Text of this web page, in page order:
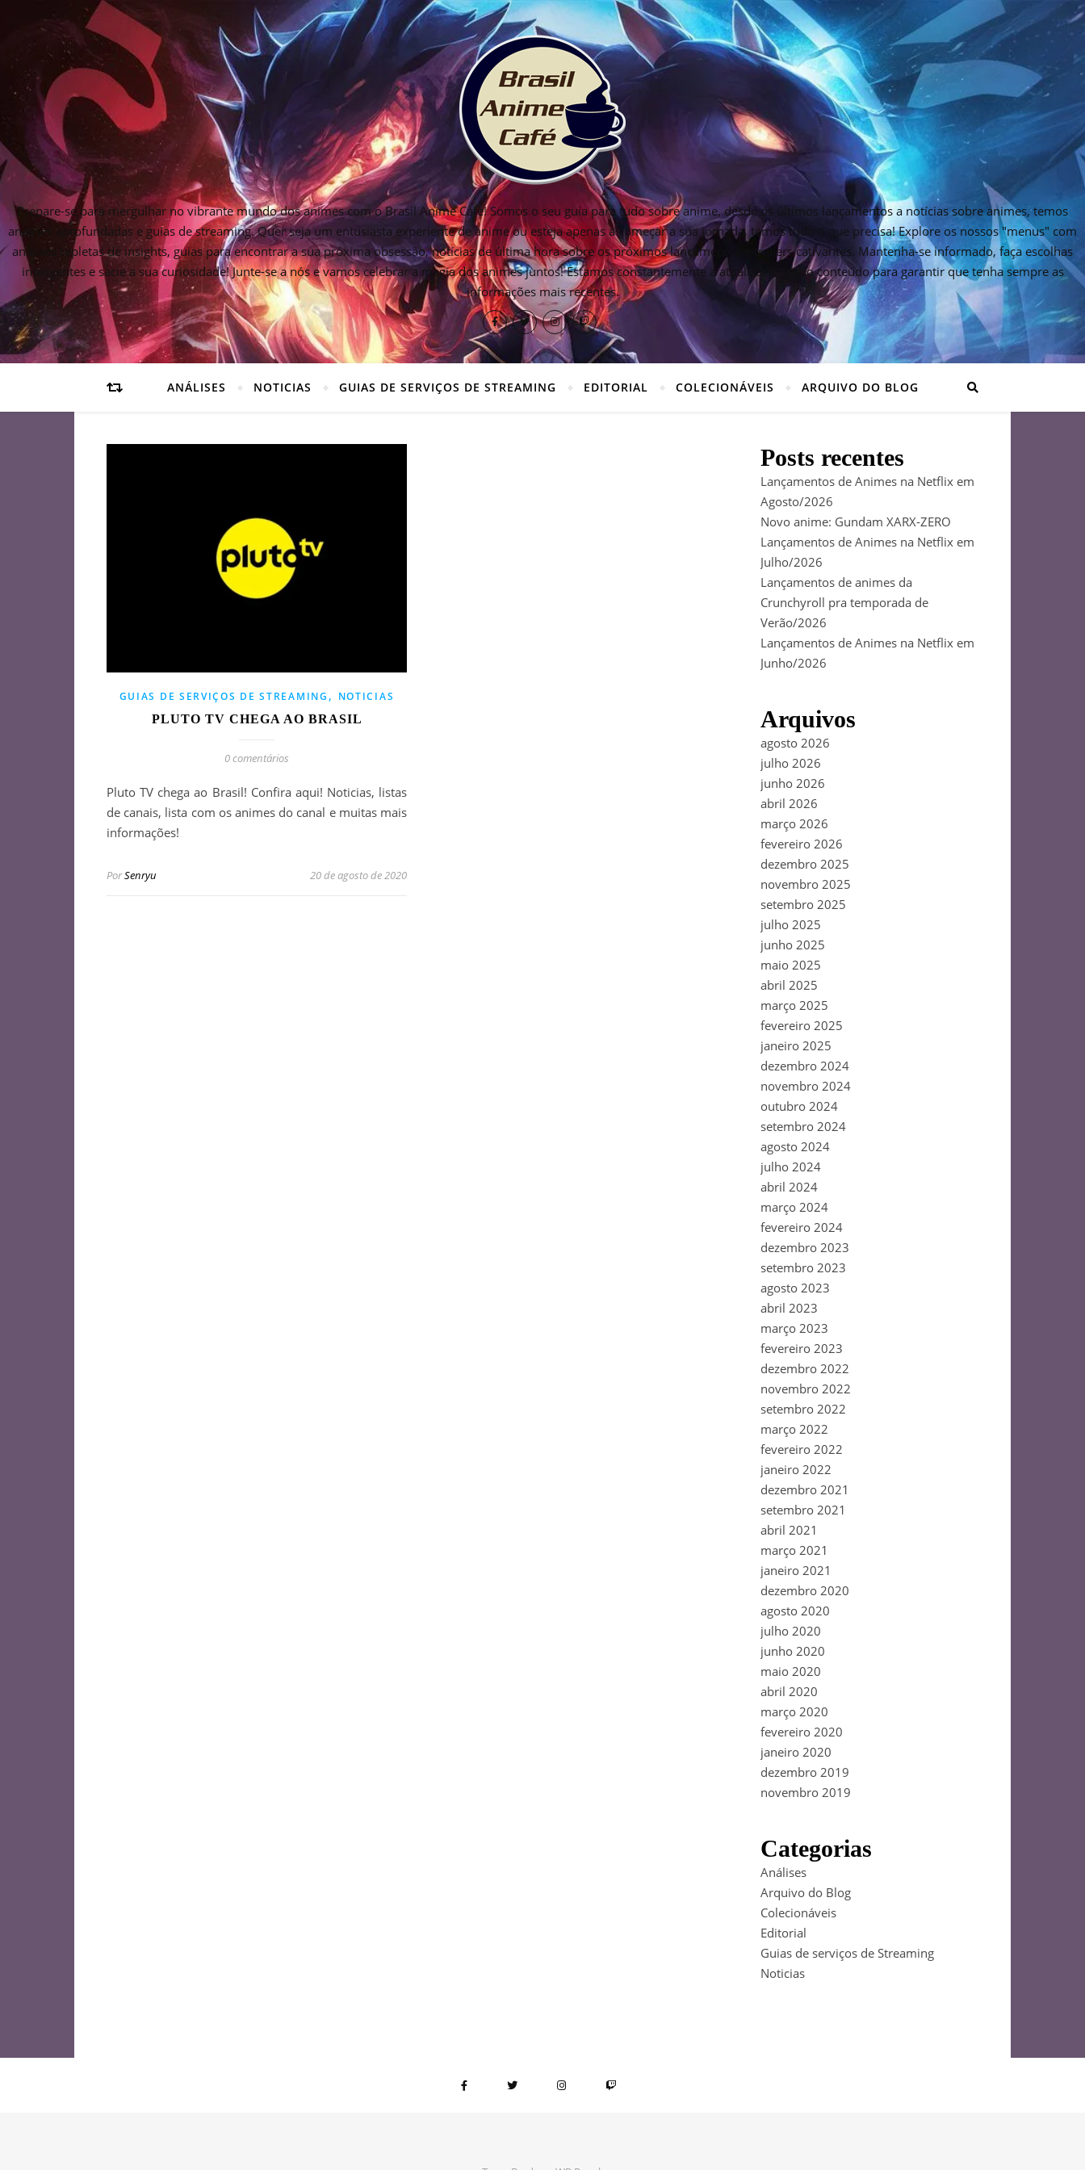
Prepare-se para mergulhar no vibrante mundo dos animes com o Brasil Anime Cafe! Somos o seu guia para tudo sobre anime, desde os últimos lançamentos a notícias sobre animes, temos
análises aprofundadas e guias de streaming. Quer seja um entusiasta experiente de anime ou esteja apenas a começar a sua jornada, temos tudo o que precisa! Explore os nossos "menus" com
análises repletas de insights, guias para encontrar a sua próxima obsessão, notícias de última hora sobre os próximos lançamentos e trailers cativantes. Mantenha-se informado, faça escolhas
inteligentes e sacie a sua curiosidade! Junte-se a nós e vamos celebrar a magia dos animes juntos! Estamos constantemente a atualizar o nosso conteúdo para garantir que tenha sempre as
informações mais recentes.
ANÁLISES NOTICIAS GUIAS DE SERVIÇOS DE STREAMING EDITORIAL COLECIONÁVEIS ARQUIVO DO BLOG
GUIAS DE SERVIÇOS DE STREAMING , NOTICIAS
PLUTO TV CHEGA AO BRASIL
0 comentários
Pluto TV chega ao Brasil! Confira aqui! Noticias, listas
de canais, lista com os animes do canal e muitas mais
informações!
PorSenryu 20 de agosto de 2020
Posts recentes
Lançamentos de Animes na Netflix em
Agosto/2026
Novo anime: Gundam XARX-ZERO
Lançamentos de Animes na Netflix em
Julho/2026
Lançamentos de animes da
Crunchyroll pra temporada de
Verão/2026
Lançamentos de Animes na Netflix em
Junho/2026
Arquivos
agosto 2026
julho 2026
junho 2026
abril 2026
março 2026
fevereiro 2026
dezembro 2025
novembro 2025
setembro 2025
julho 2025
junho 2025
maio 2025
abril 2025
março 2025
fevereiro 2025
janeiro 2025
dezembro 2024
novembro 2024
outubro 2024
setembro 2024
agosto 2024
julho 2024
abril 2024
março 2024
fevereiro 2024
dezembro 2023
setembro 2023
agosto 2023
abril 2023
março 2023
fevereiro 2023
dezembro 2022
novembro 2022
setembro 2022
março 2022
fevereiro 2022
janeiro 2022
dezembro 2021
setembro 2021
abril 2021
março 2021
janeiro 2021
dezembro 2020
agosto 2020
julho 2020
junho 2020
maio 2020
abril 2020
março 2020
fevereiro 2020
janeiro 2020
dezembro 2019
novembro 2019
Categorias
Análises
Arquivo do Blog
Colecionáveis
Editorial
Guias de serviços de Streaming
Noticias